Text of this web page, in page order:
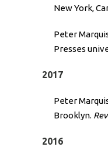
New York,
Peter
Presses
2017
Peter
Brooklyn.
2016